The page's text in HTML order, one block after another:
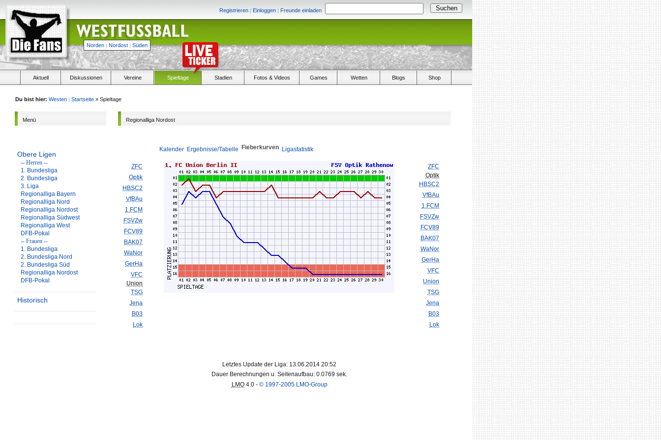
Registrieren | Einloggen | Freunde einladen
Norden | Nordost | Süden
Aktuell Diskussionen Vereine Spieltage Stadien Fotos & Videos Games Wetten Blogs Shop
Du bist hier: Westen | Startseite » Spieltage
Menü
Obere Ligen
-- Herren --
1. Bundesliga
2. Bundesliga
3. Liga
Regionalliga Bayern
Regionalliga Nord
Regionalliga Nordost
Regionalliga Südwest
Regionalliga West
DFB-Pokal
-- Frauen --
1. Bundesliga
2. Bundesliga Nord
2. Bundesliga Süd
Regionalliga Nordost
DFB-Pokal
Historisch
Regionalliga Nordost
Kalender Ergebnisse/Tabelle Fieberkurven Ligastatistik
ZFC
Optik
HBSC2
VfBAu
1.FCM
FSVZw
FCV89
BAK07
WaNor
GerHa
VFC
Union
TSG
Jena
B03
Lok
ZFC
Optik
HBSC2
VfBAu
1.FCM
FSVZw
FCV89
BAK07
WaNor
GerHa
VFC
Union
TSG
Jena
B03
Lok
Letztes Update der Liga: 13.06.2014 20:52
Dauer Berechnungen u. Seitenaufbau: 0.0769 sek.
LMO4.0 - © 1997-2005 LMO-Group